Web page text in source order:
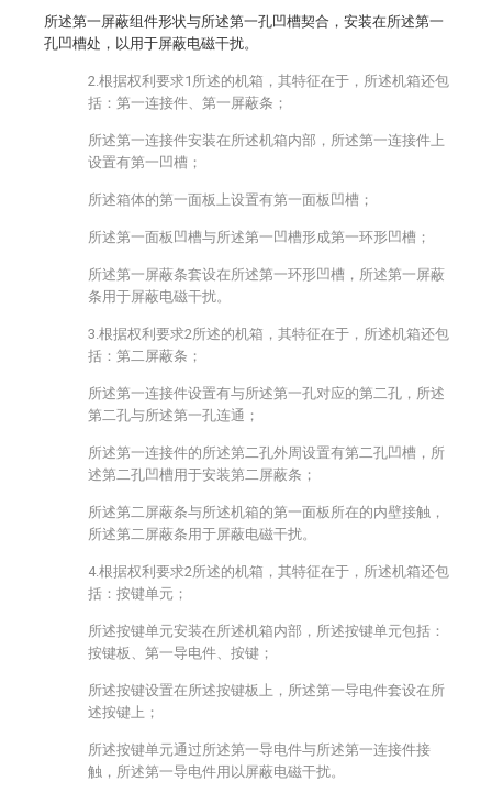
所述第一屏蔽组件形状与所述第一孔凹槽契合，安装在所述第一
孔凹槽处，以用于屏蔽电磁干扰。
2.根据权利要求1所述的机箱，其特征在于，所述机箱还包
括：第一连接件、第一屏蔽条；
所述第一连接件安装在所述机箱内部，所述第一连接件上
设置有第一凹槽；
所述箱体的第一面板上设置有第一面板凹槽；
所述第一面板凹槽与所述第一凹槽形成第一环形凹槽；
所述第一屏蔽条套设在所述第一环形凹槽，所述第一屏蔽
条用于屏蔽电磁干扰。
3.根据权利要求2所述的机箱，其特征在于，所述机箱还包
括：第二屏蔽条；
所述第一连接件设置有与所述第一孔对应的第二孔，所述
第二孔与所述第一孔连通；
所述第一连接件的所述第二孔外周设置有第二孔凹槽，所
述第二孔凹槽用于安装第二屏蔽条；
所述第二屏蔽条与所述机箱的第一面板所在的内壁接触，
所述第二屏蔽条用于屏蔽电磁干扰。
4.根据权利要求2所述的机箱，其特征在于，所述机箱还包
括：按键单元；
所述按键单元安装在所述机箱内部，所述按键单元包括：
按键板、第一导电件、按键；
所述按键设置在所述按键板上，所述第一导电件套设在所
述按键上；
所述按键单元通过所述第一导电件与所述第一连接件接
触，所述第一导电件用以屏蔽电磁干扰。